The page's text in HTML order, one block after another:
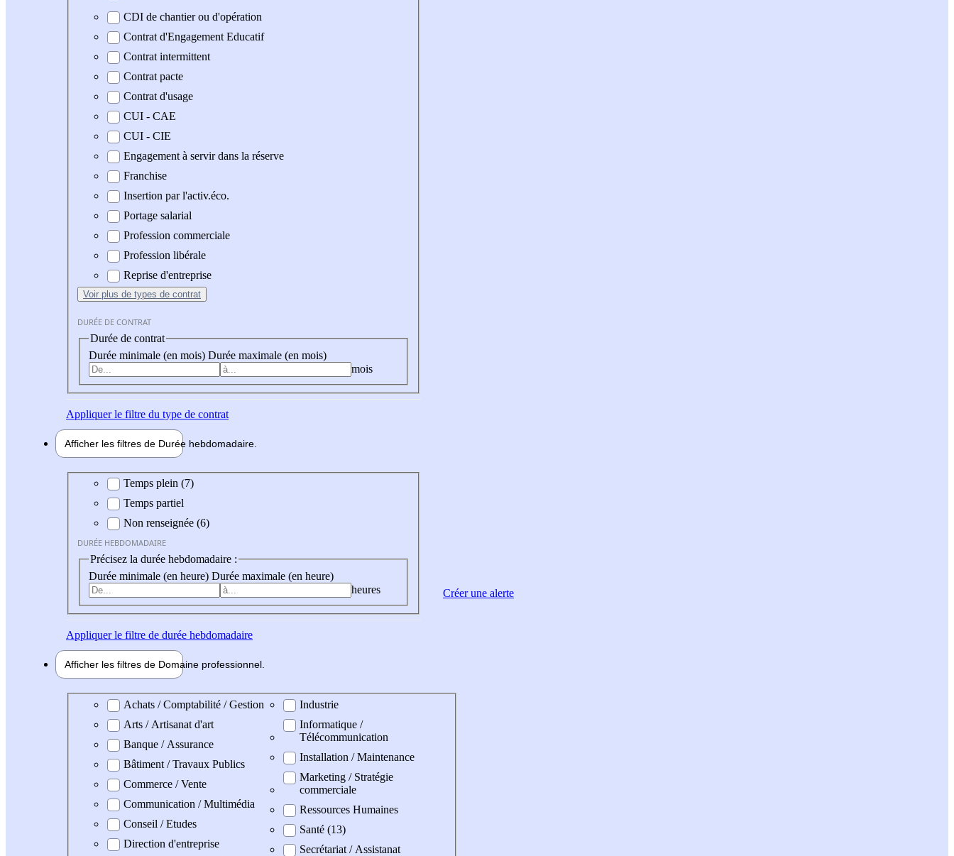
CDI de chantier ou d'opération
Contrat d'Engagement Educatif
Contrat intermittent
Contrat pacte
Contrat d'usage
CUI - CAE
CUI - CIE
Engagement à servir dans la réserve
Franchise
Insertion par l'activ.éco.
Portage salarial
Profession commerciale
Profession libérale
Reprise d'entreprise
Voir plus de types de contrat
DURÉE DE CONTRAT
Durée de contrat
Durée minimale (en mois) Durée maximale (en mois)
mois
Appliquerle filtre du type de contrat
Afficher les filtres de Durée hebdomadaire
Durée hebdomadaire
Temps plein (7)
Temps partiel
Non renseignée (6)
DURÉE HEBDOMADAIRE
Précisez la durée hebdomadaire :
Durée minimale (en heure) Durée maximale (en heure)
heures
Appliquerle filtre de durée hebdomadaire
Afficher les filtres de Domaine professionnel
Domaine professionel
Achats / Comptabilité / Gestion
Arts / Artisanat d'art
Banque / Assurance
Bâtiment / Travaux Publics
Commerce / Vente
Communication / Multimédia
Conseil / Etudes
Direction d'entreprise
Industrie
Informatique /
Télécommunication
Installation / Maintenance
Marketing / Stratégie
commerciale
Ressources Humaines
Santé (13)
Secrétariat / Assistanat
Créer une alerte